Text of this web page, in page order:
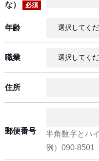
な）
必須
年齢
職業
住所
郵便番号
半角数字とハ
例）090-8501